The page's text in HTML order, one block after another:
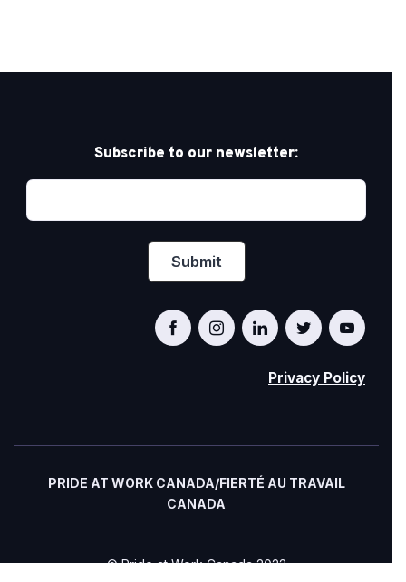
Subscribe to our newsletter:
Privacy Policy
PRIDE AT WORK CANADA/FIERTÉ AU TRAVAIL
CANADA
© Pride at Work Canada 2022